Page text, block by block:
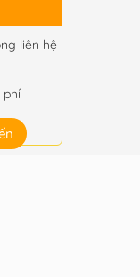
liên hệ
phí